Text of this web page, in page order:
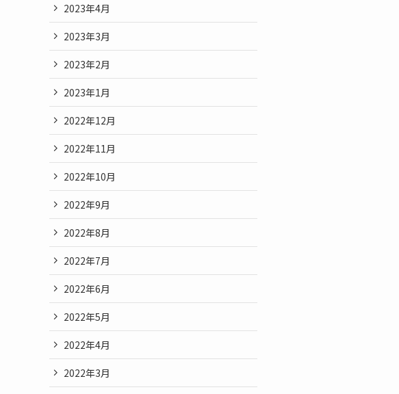
2023年4月
2023年3月
2023年2月
2023年1月
2022年12月
2022年11月
2022年10月
2022年9月
2022年8月
2022年7月
2022年6月
2022年5月
2022年4月
2022年3月